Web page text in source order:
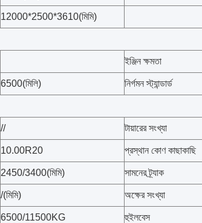
12000*2500*3610(মিমি)
ইঞ্জিন ক্ষমতা
6500(মিলি) নির্গমন স্ট্যান্ডার্ড
// টায়ারের সংখ্যা
10.00R20 প্রস্থান কোণ কাছাকাছি
2450/3400(মিমি) সামনের ট্র্যাক
/(মিমি) অক্ষের সংখ্যা
6500/11500KG হুইলবেস